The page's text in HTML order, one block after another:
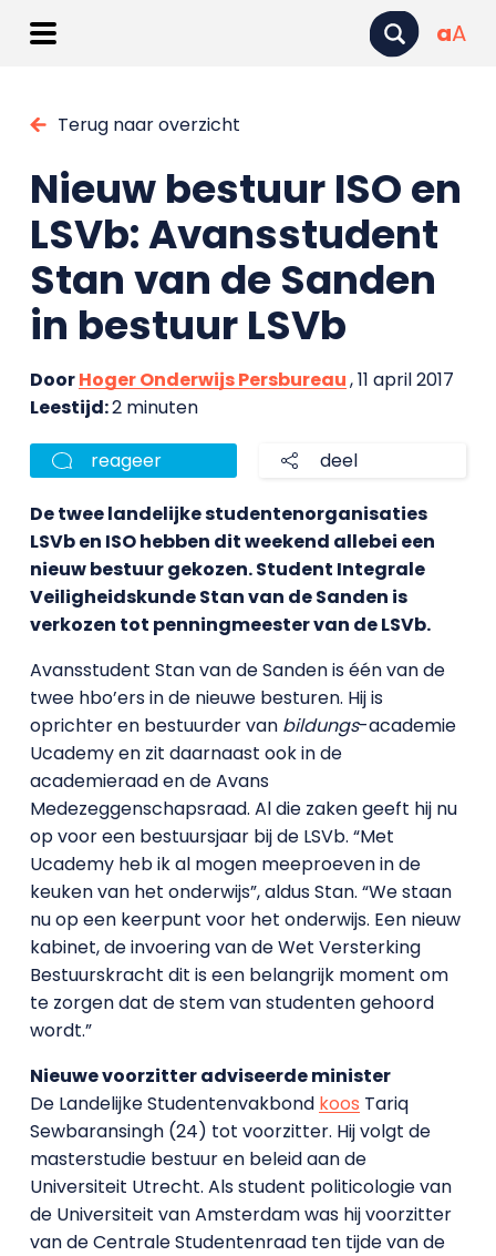
aA
Terug naar overzicht
Nieuw bestuur ISO en
LSVb: Avansstudent
Stan van de Sanden
in bestuur LSVb
DoorHoger Onderwijs Persbureau, 11 april 2017
Leestijd:2 minuten
reageer deel
De twee landelijke studentenorganisaties
LSVb en ISO hebben dit weekend allebei een
nieuw bestuur gekozen. Student Integrale
Veiligheidskunde Stan van de Sanden is
verkozen tot penningmeester van de LSVb.
Avansstudent Stan van de Sanden is één van de
twee hbo’ers in de nieuwe besturen. Hij is
oprichter en bestuurder van bildungs-academie
Ucademy en zit daarnaast ook in de
academieraad en de Avans
Medezeggenschapsraad. Al die zaken geeft hij nu
op voor een bestuursjaar bij de LSVb. “Met
Ucademy heb ik al mogen meeproeven in de
keuken van het onderwijs”, aldus Stan. “We staan
nu op een keerpunt voor het onderwijs. Een nieuw
kabinet, de invoering van de Wet Versterking
Bestuurskracht dit is een belangrijk moment om
te zorgen dat de stem van studenten gehoord
wordt.”
Nieuwe voorzitter adviseerde minister
De Landelijke Studentenvakbond koos Tariq
Sewbaransingh (24) tot voorzitter. Hij volgt de
masterstudie bestuur en beleid aan de
Universiteit Utrecht. Als student politicologie van
de Universiteit van Amsterdam was hij voorzitter
van de Centrale Studentenraad ten tijde van de